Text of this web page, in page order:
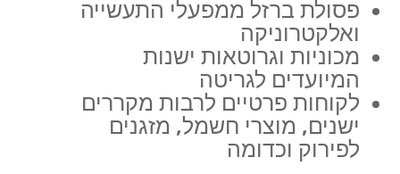
פסולת ברזל ממפעלי התעשייה
ואלקטרוניקה
מכוניות וגרוטאות ישנות
המיועדים לגריטה
לקוחות פרטיים לרבות מקררים
ישנים, מוצרי חשמל, מזגנים
לפירוק וכדומה